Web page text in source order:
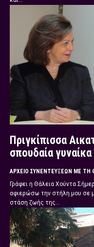
Πριγκίπισσα
σπουδαία γυναίκα
ΑΡΧΕΊΟ ΣΥΝΕΝΤΕΎΞΕΩΝ ΜΕ ΤΗ
Γράφει η Θάλεια Χούντα
αφιερώσω την στήλη μου σε
στάση ζωής της...